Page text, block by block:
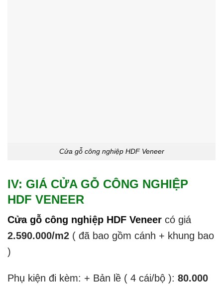
Cửa gỗ công nghiệp HDF Veneer
IV: GIÁ CỬA GỖ CÔNG NGHIỆP
HDF VENEER
Cửa gỗ công nghiệp HDF Veneer có giá
2.590.000/m2 ( đã bao gồm cánh + khung bao
)
Phụ kiện đi kèm: + Bản lề ( 4 cái/bộ ): 80.000